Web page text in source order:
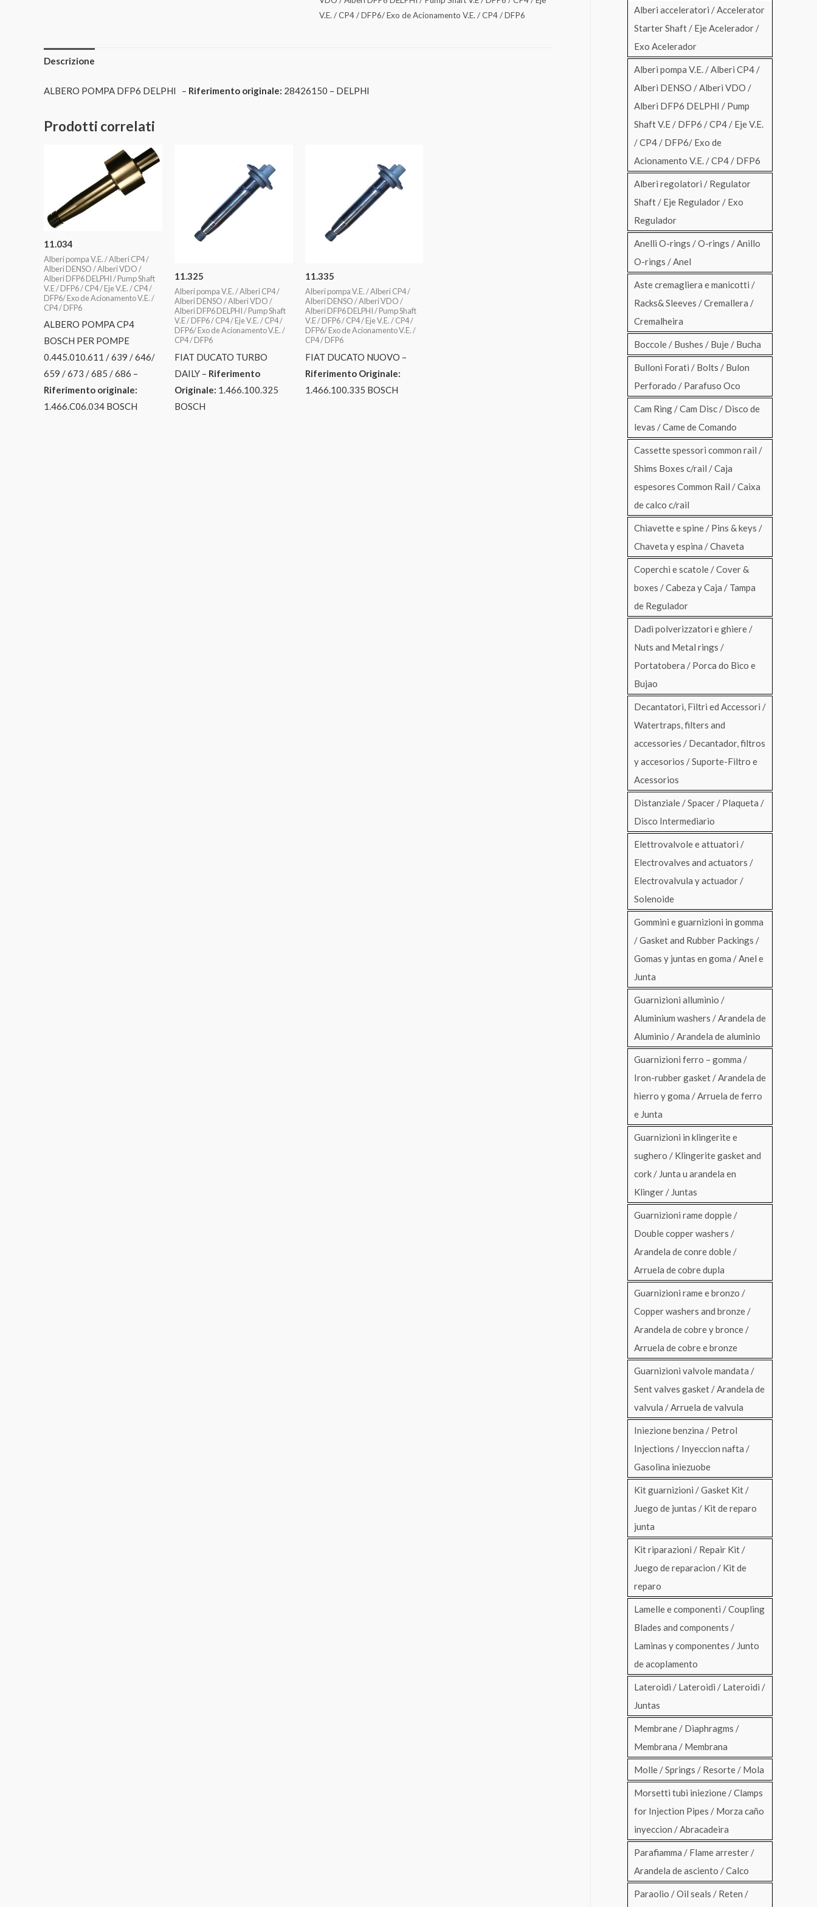
V.E. / CP4 / DFP6/ Exo de Acionamento V.E. / CP4 / DFP6
Descrizione
ALBERO POMPA DFP6 DELPHI – Riferimento originale: 28426150 – DELPHI
Prodotti correlati
11.034
Alberi pompa V.E. / Alberi CP4 /
Alberi DENSO / Alberi VDO /
Alberi DFP6 DELPHI / Pump Shaft
V.E / DFP6 / CP4 / Eje V.E. / CP4 /
DFP6/ Exo de Acionamento V.E. /
CP4 / DFP6
ALBERO POMPA CP4
BOSCH PER POMPE
0.445.010.611 / 639 / 646/
659 / 673 / 685 / 686 –
Riferimento originale:
1.466.C06.034 BOSCH
11.325
Alberi pompa V.E. / Alberi CP4 /
Alberi DENSO / Alberi VDO /
Alberi DFP6 DELPHI / Pump Shaft
V.E / DFP6 / CP4 / Eje V.E. / CP4 /
DFP6/ Exo de Acionamento V.E. /
CP4 / DFP6
FIAT DUCATO TURBO
DAILY – Riferimento
Originale: 1.466.100.325
BOSCH
11.335
Alberi pompa V.E. / Alberi CP4 /
Alberi DENSO / Alberi VDO /
Alberi DFP6 DELPHI / Pump Shaft
V.E / DFP6 / CP4 / Eje V.E. / CP4 /
DFP6/ Exo de Acionamento V.E. /
CP4 / DFP6
FIAT DUCATO NUOVO –
Riferimento Originale:
1.466.100.335 BOSCH
Alberi acceleratori / Accelerator
Starter Shaft / Eje Acelerador /
Exo Acelerador
Alberi pompa V.E. / Alberi CP4 /
Alberi DENSO / Alberi VDO /
Alberi DFP6 DELPHI / Pump
Shaft V.E / DFP6 / CP4 / Eje V.E.
/ CP4 / DFP6/ Exo de
Acionamento V.E. / CP4 / DFP6
Alberi regolatori / Regulator
Shaft / Eje Regulador / Exo
Regulador
Anelli O-rings / O-rings / Anillo
O-rings / Anel
Aste cremagliera e manicotti /
Racks& Sleeves / Cremallera /
Cremalheira
Boccole / Bushes / Buje / Bucha
Bulloni Forati / Bolts / Bulon
Perforado / Parafuso Oco
Cam Ring / Cam Disc / Disco de
levas / Came de Comando
Cassette spessori common rail /
Shims Boxes c/rail / Caja
espesores Common Rail / Caixa
de calco c/rail
Chiavette e spine / Pins & keys /
Chaveta y espina / Chaveta
Coperchi e scatole / Cover &
boxes / Cabeza y Caja / Tampa
de Regulador
Dadi polverizzatori e ghiere /
Nuts and Metal rings /
Portatobera / Porca do Bico e
Bujao
Decantatori, Filtri ed Accessori /
Watertraps, filters and
accessories / Decantador, filtros
y accesorios / Suporte-Filtro e
Acessorios
Distanziale / Spacer / Plaqueta /
Disco Intermediario
Elettrovalvole e attuatori /
Electrovalves and actuators /
Electrovalvula y actuador /
Solenoide
Gommini e guarnizioni in gomma
/ Gasket and Rubber Packings /
Gomas y juntas en goma / Anel e
Junta
Guarnizioni alluminio /
Aluminium washers / Arandela de
Aluminio / Arandela de aluminio
Guarnizioni ferro – gomma /
Iron-rubber gasket / Arandela de
hierro y goma / Arruela de ferro
e Junta
Guarnizioni in klingerite e
sughero / Klingerite gasket and
cork / Junta u arandela en
Klinger / Juntas
Guarnizioni rame doppie /
Double copper washers /
Arandela de conre doble /
Arruela de cobre dupla
Guarnizioni rame e bronzo /
Copper washers and bronze /
Arandela de cobre y bronce /
Arruela de cobre e bronze
Guarnizioni valvole mandata /
Sent valves gasket / Arandela de
valvula / Arruela de valvula
Iniezione benzina / Petrol
Injections / Inyeccion nafta /
Gasolina iniezuobe
Kit guarnizioni / Gasket Kit /
Juego de juntas / Kit de reparo
junta
Kit riparazioni / Repair Kit /
Juego de reparacion / Kit de
reparo
Lamelle e componenti / Coupling
Blades and components /
Laminas y componentes / Junto
de acoplamento
Lateroidi / Lateroidi / Lateroidi /
Juntas
Membrane / Diaphragms /
Membrana / Membrana
Molle / Springs / Resorte / Mola
Morsetti tubi iniezione / Clamps
for Injection Pipes / Morza caño
inyeccion / Abracadeira
Parafiamma / Flame arrester /
Arandela de asciento / Calco
Paraolio / Oil seals / Reten /